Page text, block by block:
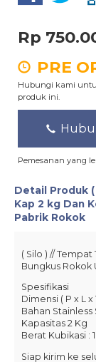
Rp
PRE
Hubungi kami
produk ini.
Pemesanan yang
Detail Produk
Kap 2 kg Dan
Pabrik Rokok
( Silo ) //
Bungkus Rokok
Spesifikasi
Dimensi ( P x L x
Bahan Stainless
Kapasitas 2 Kg
Berat Kubikasi :
Siap kirim ke